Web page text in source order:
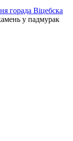
горада Віцебска
у падмурак